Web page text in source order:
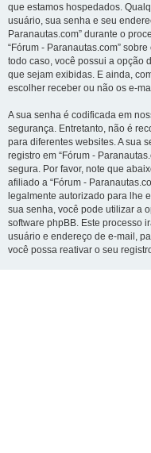
que estamos hospedados.
usuário, sua senha e seu
Paranautas.com” durante o
“Fórum - Paranautas.com”
todo caso, você possui a opção
que sejam exibidas. E ainda,
escolher receber ou não os e-
A sua senha é codificada em
segurança. Entretanto, não é
para diferentes websites. A sua
registro em “Fórum -
segura. Por favor, note que
afiliado a “Fórum -
legalmente autorizado para lhe
sua senha, você pode utilizar a
software phpBB. Este processo
usuário e endereço de e-mail,
você possa reativar o seu